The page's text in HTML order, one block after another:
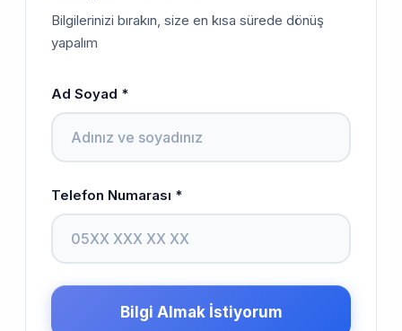
Bilgilerinizi bırakın, size en kısa sürede dönüş
yapalım
Ad Soyad *
Telefon Numarası *
Bilgi Almak İstiyorum